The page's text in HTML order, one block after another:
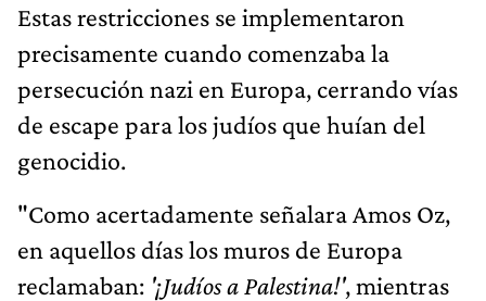
Estas restricciones se implementaron
precisamente cuando comenzaba la
persecución nazi en Europa, cerrando vías
de escape para los judíos que huían del
genocidio.
"Como acertadamente señalara Amos Oz,
en aquellos días los muros de Europa
reclamaban: '¡Judíos a Palestina!', mientras